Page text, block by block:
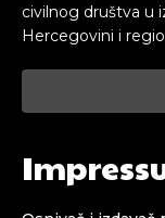
civilnog društva u
Hercegovini i